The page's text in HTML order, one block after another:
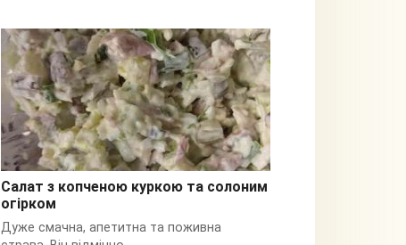
З куркою
Салат з копченою куркою та солоним
огірком
Дуже смачна, апетитна та поживна